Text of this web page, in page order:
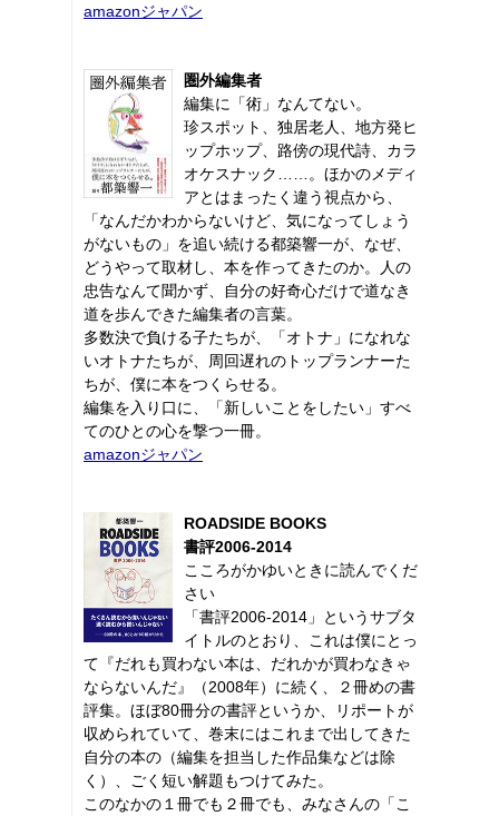
amazonジャパン
圏外編集者
編集に「術」なんてない。
珍スポット、独居老人、地方発ヒ
ップホップ、路傍の現代詩、カラ
オケスナック……。ほかのメディ
アとはまったく違う視点から、
「なんだかわからないけど、気になってしょう
がないもの」を追い続ける都築響一が、なぜ、
どうやって取材し、本を作ってきたのか。人の
忠告なんて聞かず、自分の好奇心だけで道なき
道を歩んできた編集者の言葉。
多数決で負ける子たちが、「オトナ」になれな
いオトナたちが、周回遅れのトップランナーた
ちが、僕に本をつくらせる。
編集を入り口に、「新しいことをしたい」すべ
てのひとの心を撃つ一冊。
amazonジャパン
ROADSIDE BOOKS
書評2006-2014
こころがかゆいときに読んでくだ
さい
「書評2006-2014」というサブタ
イトルのとおり、これは僕にとっ
て『だれも買わない本は、だれかが買わなきゃ
ならないんだ』（2008年）に続く、２冊めの書
評集。ほぼ80冊分の書評というか、リポートが
収められていて、巻末にはこれまで出してきた
自分の本の（編集を担当した作品集などは除
く）、ごく短い解題もつけてみた。
このなかの１冊でも２冊でも、みなさんの「こ